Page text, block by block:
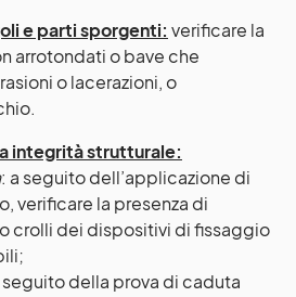
e parti sporgenti: verificare la
arrotondati o bave che
o lacerazioni, o
integrità strutturale:
: a seguito dell’applicazione di
verificare la presenza di
crolli dei dispositivi di fissaggio
seguito della prova di caduta